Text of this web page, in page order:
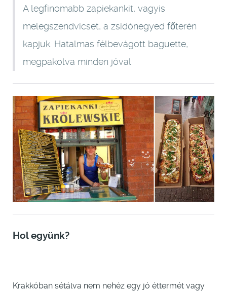
A legfinomabb zapiekankit, vagyis
melegszendvicset, a zsidónegyed főterén
kapjuk. Hatalmas félbevágott baguette,
megpakolva minden jóval.
Hol együnk?
Krakkóban sétálva nem nehéz egy jó éttermét vagy